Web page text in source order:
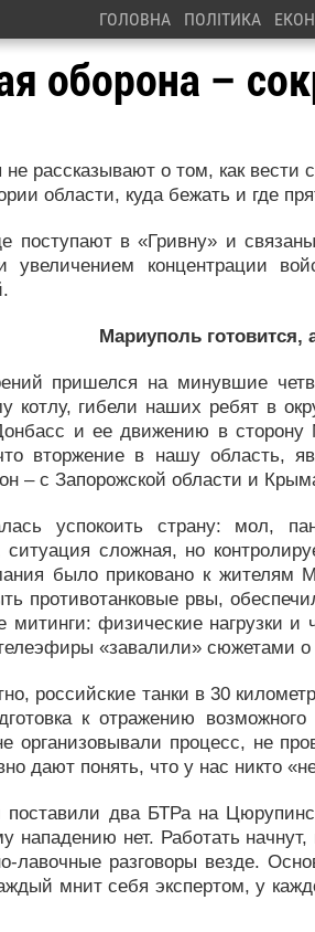
ГОЛОВНА ПОЛІТИКА
оборона –
рассказывают о том, как вести
области, куда бежать и где
поступают в «Гривну» и
концентрации
Мариуполь готовится,
пришелся на минувшие
котлу, гибели наших ребят в
и ее движению в
вторжение в нашу область,
– с Запорожской области и
успокоить страну: мол,
сложная, но
было приковано к жителям
противотанковые рвы,
митинги: физические нагрузки и
«завалили» сюжетами о
российские танки в 30
к отражению
организовывали процесс, не
дают понять, что у нас никто
два БТРа на
нападению нет. Работать
лавочные разговоры везде.
мнит себя экспертом, у